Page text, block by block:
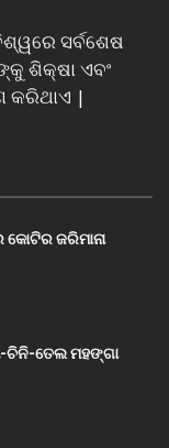
ସର୍ବଶେଷ
ଶିକ୍ଷା ଏବଂ
କରିଥାଏ |
ଜରିମାନା
ତେଲ ମହଙ୍ଗା